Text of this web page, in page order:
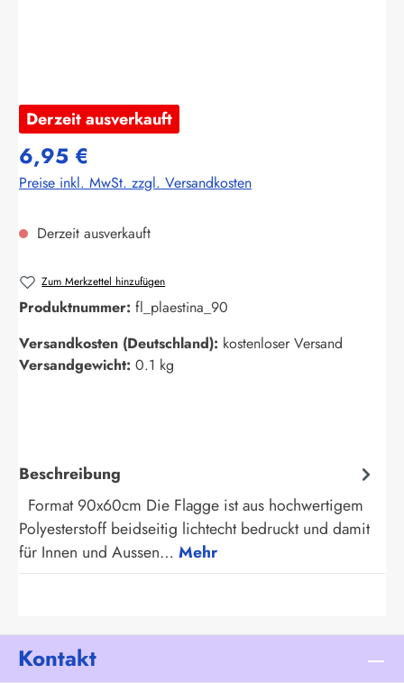
Derzeit ausverkauft
6,95 €
Preise inkl. MwSt. zzgl. Versandkosten
Derzeit ausverkauft
Zum Merkzettel hinzufügen
Produktnummer: fl_plaestina_90
Versandkosten (Deutschland): kostenloser Versand
Versandgewicht: 0.1 kg
Beschreibung
Format 90x60cm Die Flagge ist aus hochwertigem
Polyesterstoff beidseitig lichtecht bedruckt und damit
für Innen und Aussen… Mehr
Kontakt